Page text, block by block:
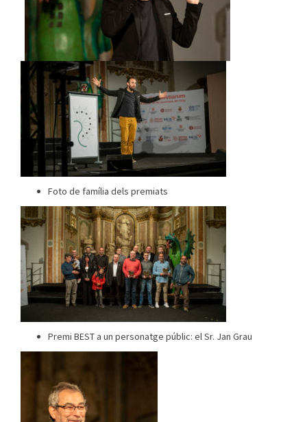
Foto de família dels premiats
Premi BEST a un personatge públic: el Sr. Jan Grau